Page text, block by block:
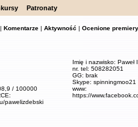
Patronaty
| Komentarze | Aktywność | Ocenione premiery
/ 100000
pawelizdebski
Imię i nazwisko: Paweł
nr. tel: 508282051
GG: brak
Skype: spinningmoo21
www:
https://